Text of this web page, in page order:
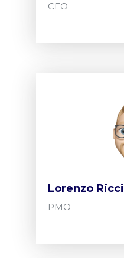
CEO
Lorenzo Ricci
PMO